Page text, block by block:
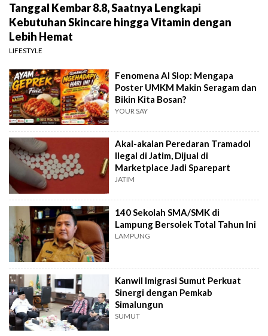
Tanggal Kembar 8.8, Saatnya Lengkapi
Kebutuhan Skincare hingga Vitamin dengan
Lebih Hemat
LIFESTYLE
Fenomena AI Slop: Mengapa
Poster UMKM Makin Seragam dan
Bikin Kita Bosan?
YOUR SAY
Akal-akalan Peredaran Tramadol
Ilegal di Jatim, Dijual di
Marketplace Jadi Sparepart
JATIM
140 Sekolah SMA/SMK di
Lampung Bersolek Total Tahun Ini
LAMPUNG
Kanwil Imigrasi Sumut Perkuat
Sinergi dengan Pemkab
Simalungun
SUMUT